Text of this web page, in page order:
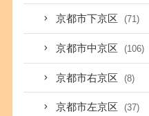
京都市下京区 (71)
京都市中京区 (106)
京都市右京区 (8)
京都市左京区 (37)